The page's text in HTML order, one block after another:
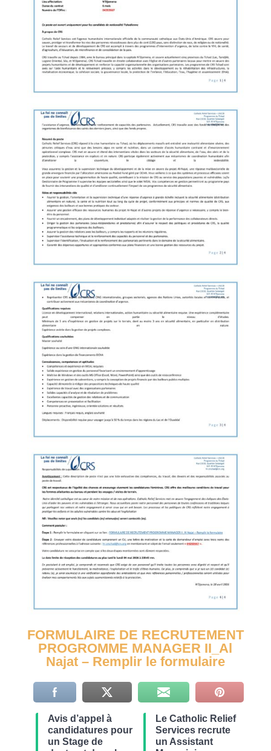
FORMULAIRE DE RECRUTEMENT
PROGROMME MANAGER II_Al
Najat – Remplir le formulaire
Avis d’appel à
candidatures pour
un Stage de
Le Catholic Relief
Services recrute
un Assistant